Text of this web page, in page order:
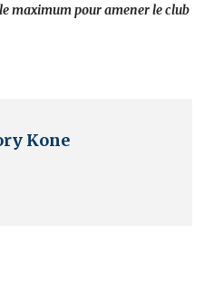
maximum pour amener le club
Kone